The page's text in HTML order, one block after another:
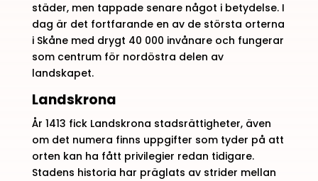
städer, men tappade senare något i betydelse. I
dag är det fortfarande en av de största orterna
i Skåne med drygt 40 000 invånare och fungerar
som centrum för nordöstra delen av
landskapet.
Landskrona
År 1413 fick Landskrona stadsrättigheter, även
om det numera finns uppgifter som tyder på att
orten kan ha fått privilegier redan tidigare.
Stadens historia har präglats av strider mellan